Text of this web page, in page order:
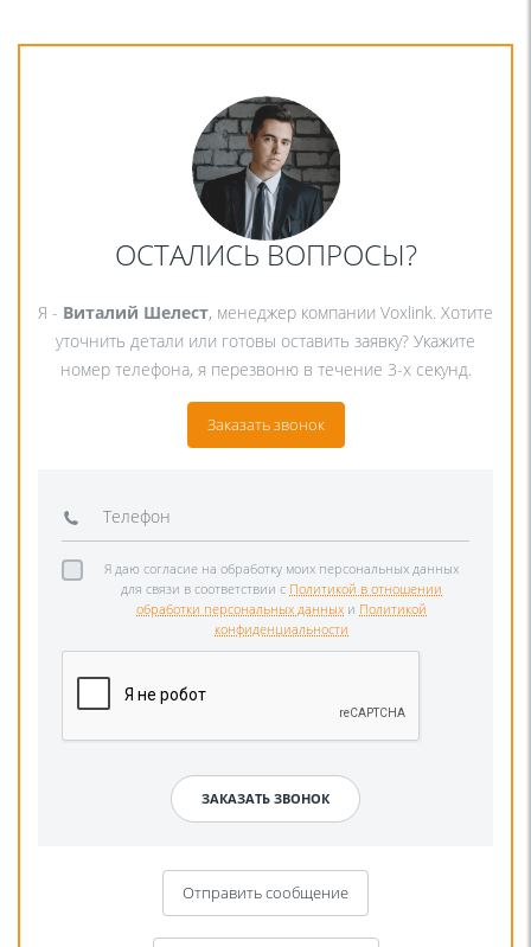
ОСТАЛИСЬ ВОПРОСЫ?
Я - Виталий Шелест, менеджер компании Voxlink. Хотите
уточнить детали или готовы оставить заявку? Укажите
номер телефона, я перезвоню в течение 3-х секунд.
Заказать звонок
Я даю согласие на обработку моих персональных данных
для связи в соответствии с Политикой в отношении
обработки персональных данных и Политикой
конфиденциальности
Отправить сообщение